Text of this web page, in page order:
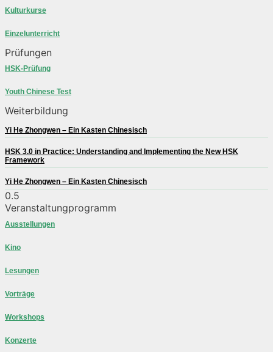
Kulturkurse
Einzelunterricht
Prüfungen
HSK-Prüfung
Youth Chinese Test
Weiterbildung
Yi He Zhongwen – Ein Kasten Chinesisch
HSK 3.0 in Practice: Understanding and Implementing the New HSK
Framework
Yi He Zhongwen – Ein Kasten Chinesisch
Veranstaltungprogramm
Ausstellungen
Kino
Lesungen
Vorträge
Workshops
Konzerte